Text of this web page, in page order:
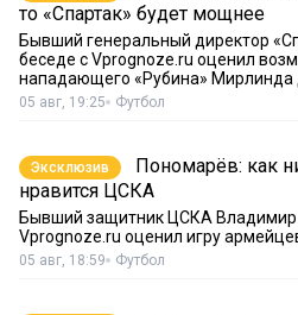
то «Спартак» будет мощнее
Бывший генеральный директор
беседе с Vprognoze.ru оценил
нападающего «Рубина» Мирлинда
05 авг, 19:25 Футбол
Эксклюзив
нравится ЦСКА
Бывший защитник ЦСКА Владимир
Vprognoze.ru оценил игру
05 авг, 18:59 Футбол